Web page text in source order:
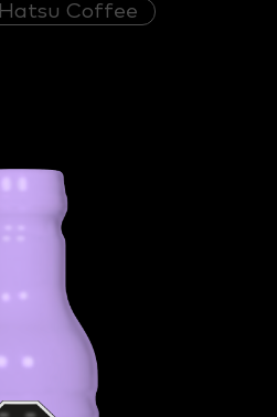
Hatsu Coffee